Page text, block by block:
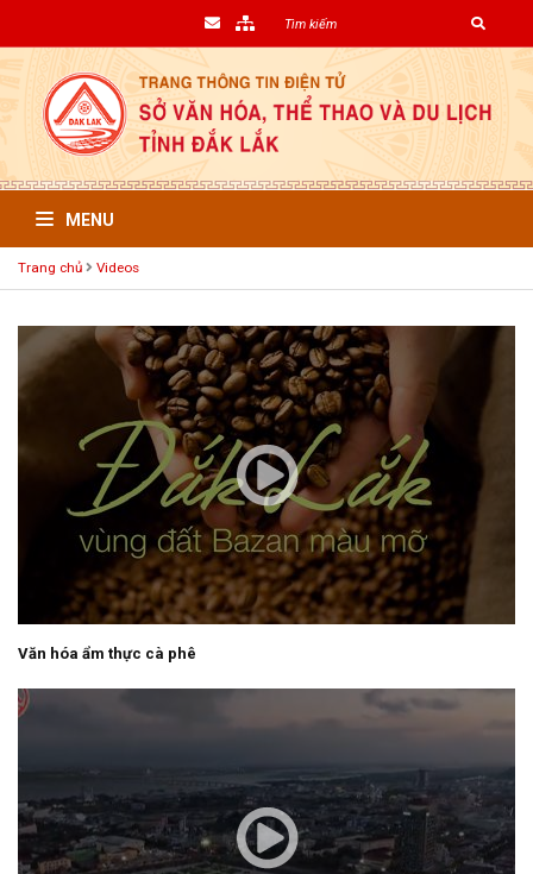
MENU
Trang chủ Videos
Văn hóa ẩm thực cà phê